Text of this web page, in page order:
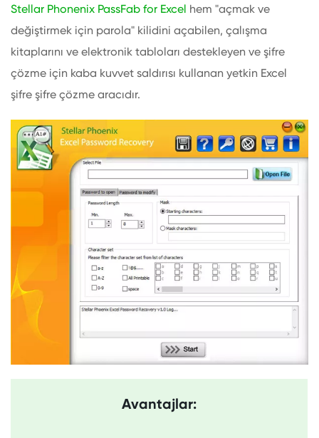
Stellar Phonenix PassFab for Excel hem "açmak ve
değiştirmek için parola" kilidini açabilen, çalışma
kitaplarını ve elektronik tabloları destekleyen ve şifre
çözme için kaba kuvvet saldırısı kullanan yetkin Excel
şifre şifre çözme aracıdır.
Avantajlar: